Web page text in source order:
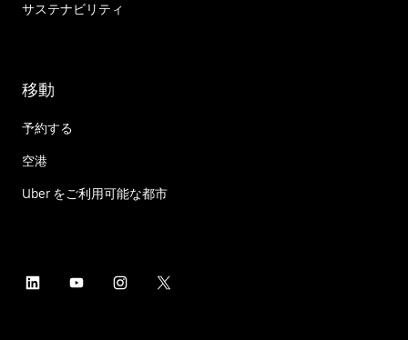
サステナビリティ
移動
予約する
空港
Uber をご利用可能な都市